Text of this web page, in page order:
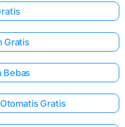
Gratis
Bebas
Gratis